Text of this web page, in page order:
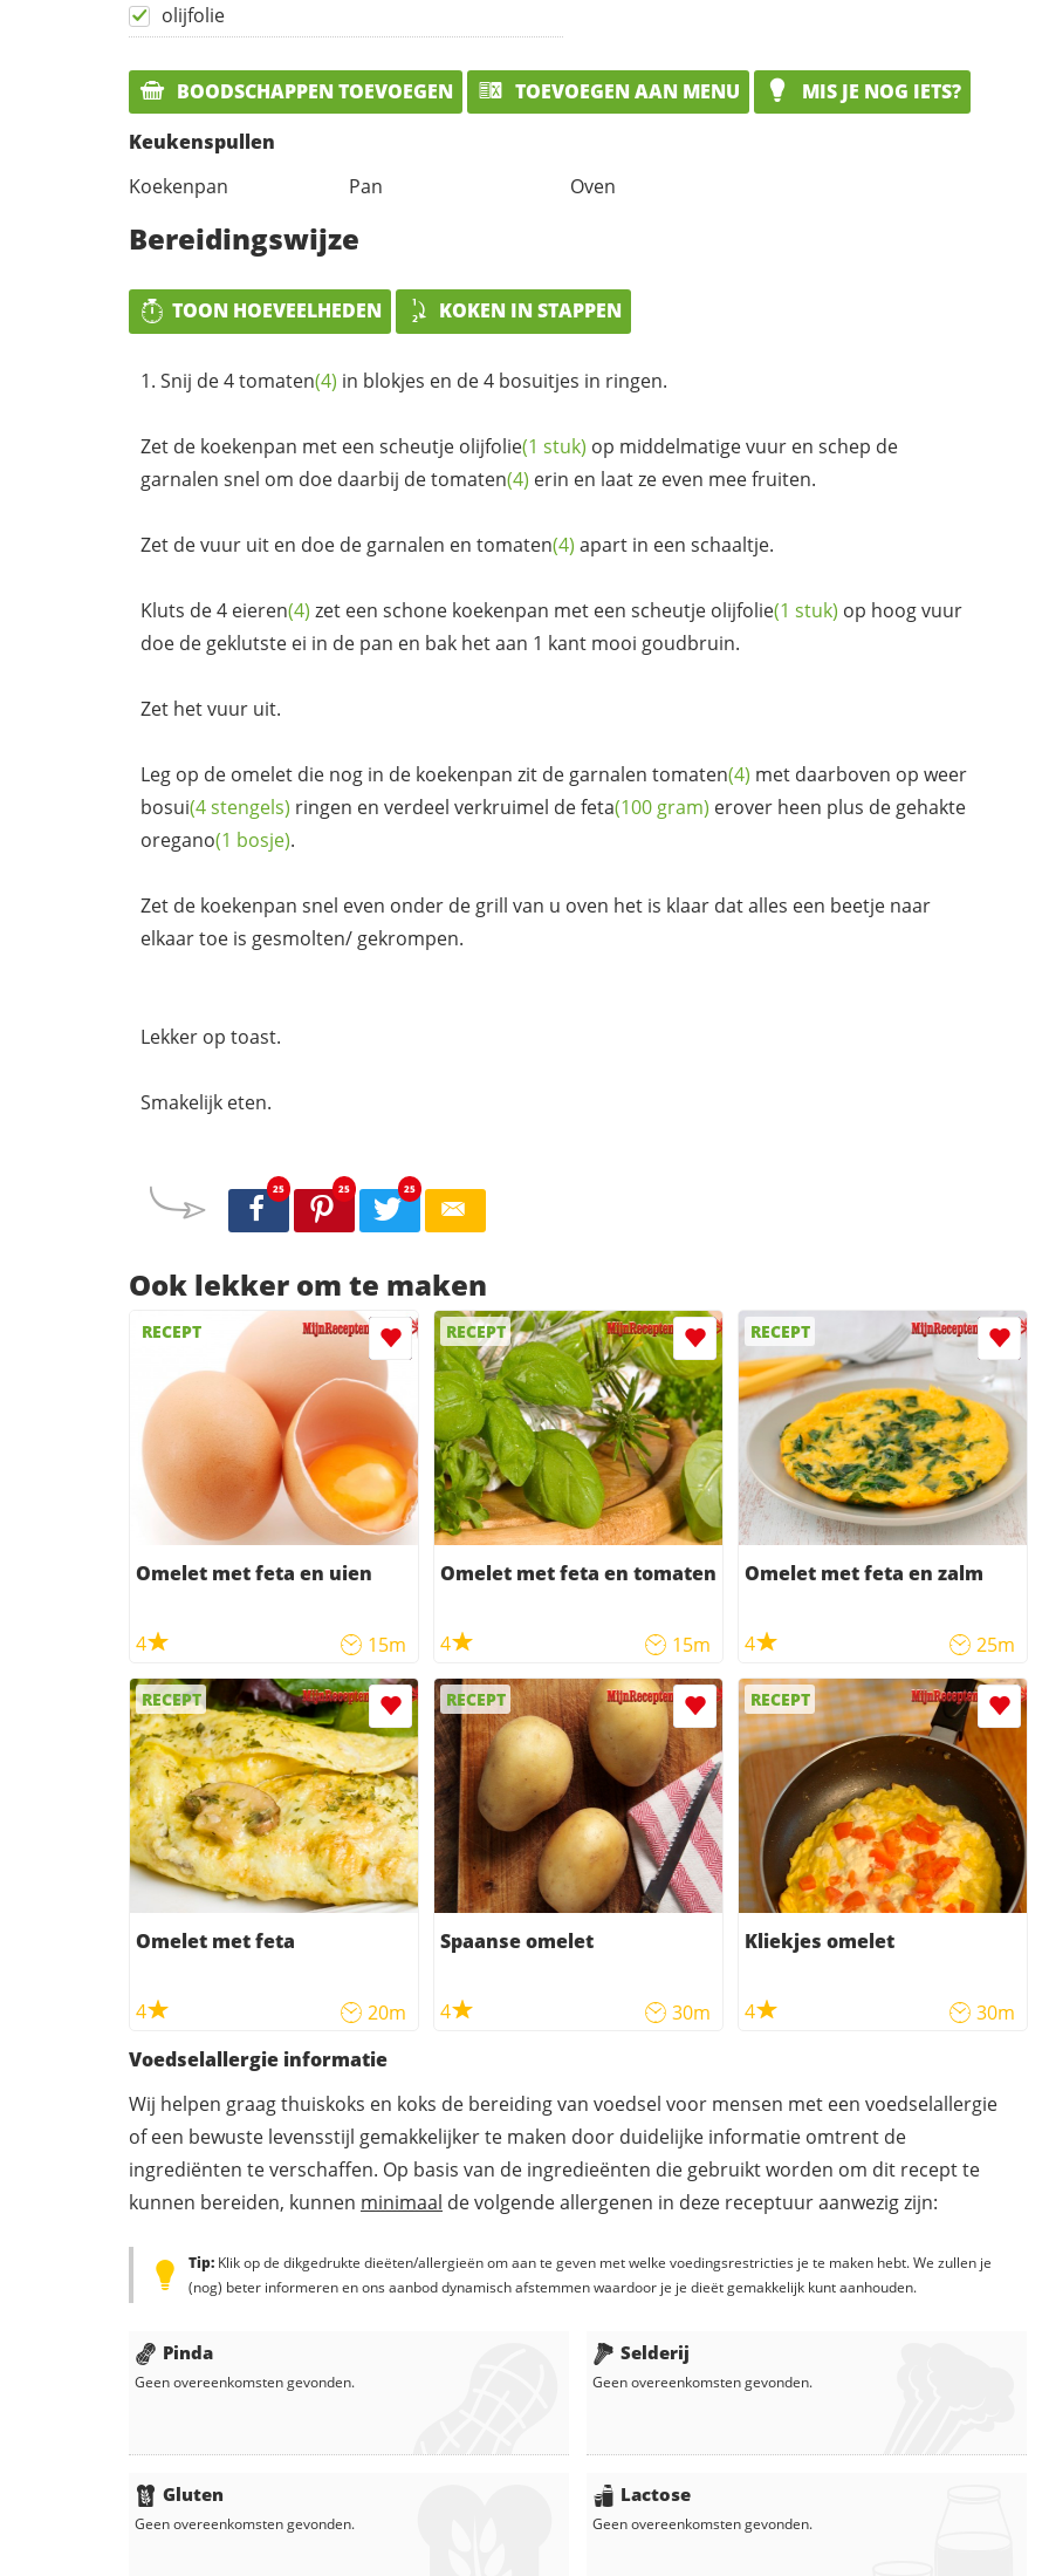
olijfolie
BOODSCHAPPEN TOEVOEGEN TOEVOEGEN AAN MENU
MIS JE NOG IETS?
Keukenspullen
Koekenpan
Pan Oven
Bereidingswijze
TOON HOEVEELHEDEN KOKEN IN STAPPEN
Snij de 4tomaten(4) in blokjes en de 4 bosuitjes in ringen.
Zet de koekenpan met een scheutje olijfolie(1 stuk) op middelmatige vuur en schep de
garnalen snel om doe daarbij detomaten(4) erin en laat ze even mee fruiten.
Zet de vuur uit en doe de garnalen en tomaten(4) apart in een schaaltje.
Kluts de 4 eieren(4) zet een schone koekenpan met een scheutje olijfolie(1 stuk) op hoog vuur
doe de geklutste ei in de pan en bak het aan 1 kant mooi goudbruin.
Zet het vuur uit.
Leg op de omelet die nog in de koekenpan zit de garnalen tomaten(4) met daarboven op weer
bosui(4 stengels) ringen en verdeel verkruimel defeta(100 gram) erover heen plus de gehakte
oregano(1 bosje).
Zet de koekenpan snel even onder de grill van u oven het is klaar dat alles een beetje naar
elkaar toe is gesmolten/ gekrompen.
Lekker op toast.
Smakelijk eten.
25 25 25
Ook lekker om te maken
RECEPT
Omelet met feta en uien
4 15m
RECEPT
Omelet met feta en tomaten
4 15m
RECEPT
Omelet met feta en zalm
4 25m
RECEPT
Omelet met feta
4 20m
RECEPT
Spaanse omelet
4 30m
RECEPT
Kliekjes omelet
4
30m
Voedselallergie informatie
Wij helpen graag thuiskoks en koks de bereiding van voedsel voor mensen met een voedselallergie
of een bewuste levensstijl gemakkelijker te maken door duidelijke informatie omtrent de
ingrediënten te verschaffen. Op basis van de ingredieënten die gebruikt worden om dit recept te
kunnen bereiden, kunnen minimaal de volgende allergenen in deze receptuur aanwezig zijn:
Tip: Klik op de dikgedrukte dieëten/allergieën om aan te geven met welke voedingsrestricties je te maken hebt. We zullen je
(nog) beter informeren en ons aanbod dynamisch afstemmen waardoor je je dieët gemakkelijk kunt aanhouden.
Pinda
Geen overeenkomsten gevonden.
Gluten
Geen overeenkomsten gevonden.
Selderij
Geen overeenkomsten gevonden.
Lactose
Geen overeenkomsten gevonden.